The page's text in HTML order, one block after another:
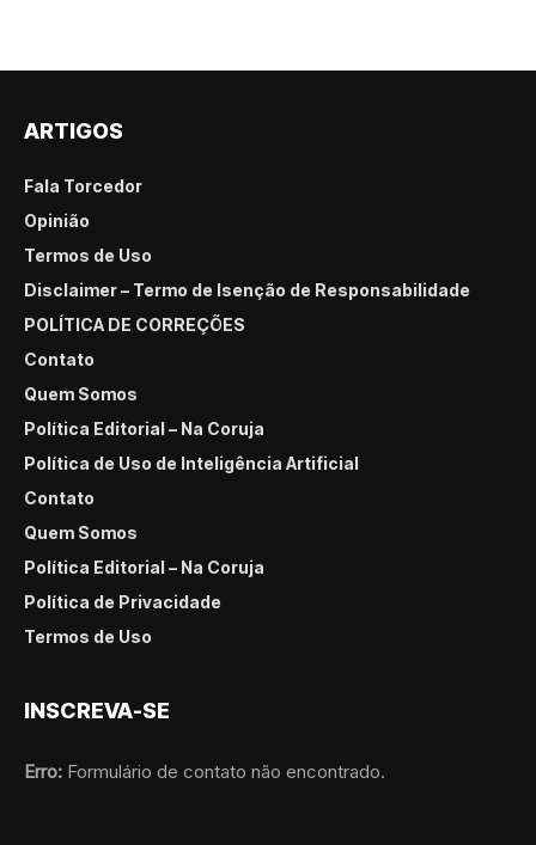
ARTIGOS
Fala Torcedor
Opinião
Termos de Uso
Disclaimer – Termo de Isenção de Responsabilidade
POLÍTICA DE CORREÇÕES
Contato
Quem Somos
Política Editorial – Na Coruja
Política de Uso de Inteligência Artificial
Contato
Quem Somos
Política Editorial – Na Coruja
Política de Privacidade
Termos de Uso
INSCREVA-SE
Erro: Formulário de contato não encontrado.